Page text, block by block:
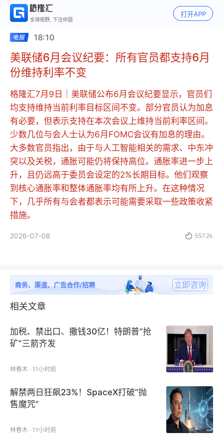
全球视野, 下注中国
打开APP
18:10
美联储6月会议纪要：所有官员都支持6月
份维持利率不变
格隆汇7月9日｜美联储公布6月会议纪要显示，官员们
均支持维持当前利率目标区间不变。部分官员认为加息
有必要，但表示支持在本次会议上维持当前利率区间。
少数几位与会人士认为6月FOMC会议有加息的理由。
大多数官员指出，由于与人工智能相关的需求、中东冲
突以及关税，通胀可能仍将保持高位。通胀率进一步上
升，且仍远高于委员会设定的2%长期目标。他们观察
到核心通胀率和整体通胀率均有所上升。在这种情况
下，几乎所有与会者都表示可能需要采取一些政策收紧
措施。
2026-07-08  557.2k
商务、渠道、广告合作/招聘 立即咨询
相关文章
加税、禁出口、撒钱30亿！特朗普“抢
矿”三箭齐发
林春木 · 11小时前
解禁两日狂飙23%！SpaceX打破“抛
售魔咒”
林春木 · 11小时前